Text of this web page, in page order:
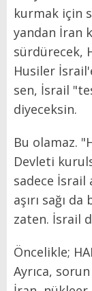
kurmak için
yandan İran
sürdürecek,
Husiler
sen, İsrail
diyeceksin.
Bu olamaz.
Devleti
sadece İsrail
aşırı sağı
zaten. İsrail
Öncelikle;
Ayrıca,